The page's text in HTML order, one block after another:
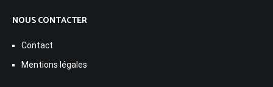
NOUS CONTACTER
Contact
Mentions légales